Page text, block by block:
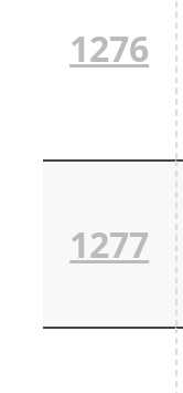
1276
1277